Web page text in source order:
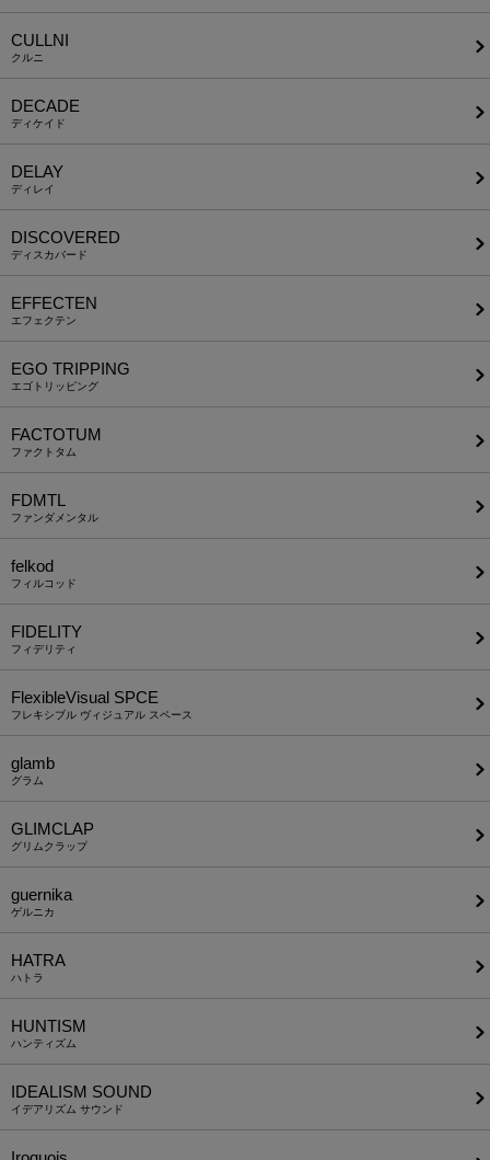
CULLNI
クルニ
DECADE
ディケイド
DELAY
ディレイ
DISCOVERED
ディスカバード
EFFECTEN
エフェクテン
EGO TRIPPING
エゴトリッピング
FACTOTUM
ファクトタム
FDMTL
ファンダメンタル
felkod
フィルコッド
FIDELITY
フィデリティ
FlexibleVisual SPCE
フレキシブル ヴィジュアル スペース
glamb
グラム
GLIMCLAP
グリムクラップ
guernika
ゲルニカ
HATRA
ハトラ
HUNTISM
ハンティズム
IDEALISM SOUND
イデアリズム サウンド